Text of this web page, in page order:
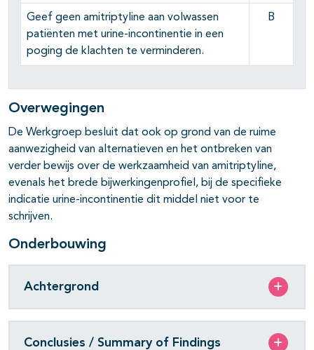
open- en dichtklappen
open- en dichtklappen
Geef geen amitriptyline aan volwassen
patiënten met urine-incontinentie in een
poging de klachten te verminderen.
B
Overwegingen
De Werkgroep besluit dat ook op grond van de ruime
aanwezigheid van alternatieven en het ontbreken van
verder bewijs over de werkzaamheid van amitriptyline,
evenals het brede bijwerkingenprofiel, bij de specifieke
indicatie urine-incontinentie dit middel niet voor te
schrijven.
Onderbouwing
Achtergrond
Conclusies / Summary of Findings